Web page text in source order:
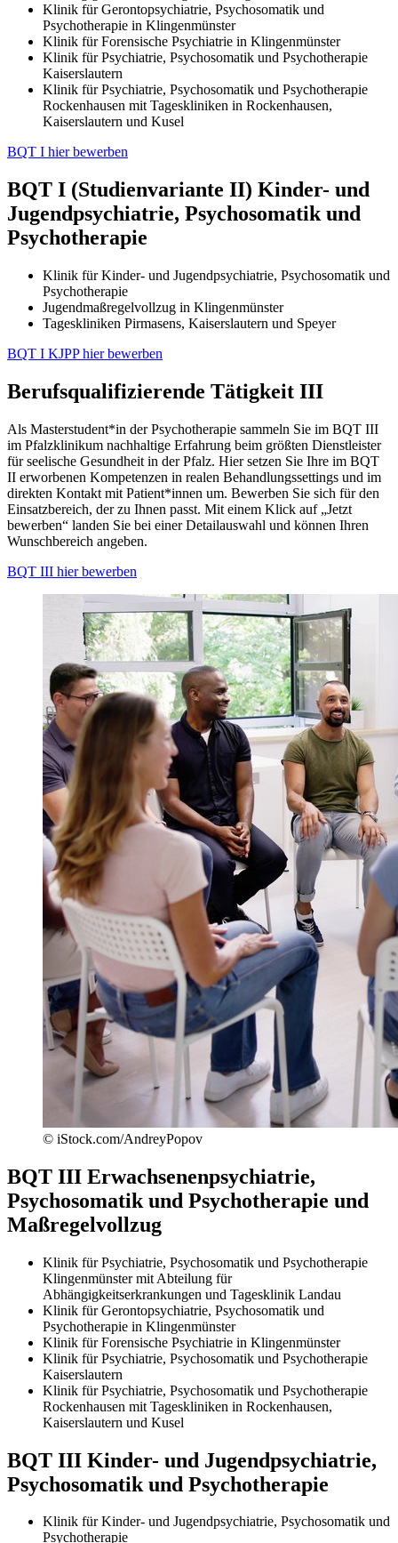
Klinik für Gerontopsychiatrie, Psychosomatik und
Psychotherapie in Klingenmünster
Klinik für Forensische Psychiatrie in Klingenmünster
Klinik für Psychiatrie, Psychosomatik und Psychotherapie
Kaiserslautern
Klinik für Psychiatrie, Psychosomatik und Psychotherapie
Rockenhausen mit Tageskliniken in Rockenhausen,
Kaiserslautern und Kusel
BQT I hier bewerben
BQT I (Studienvariante II) Kinder- und
Jugendpsychiatrie, Psychosomatik und
Psychotherapie
Klinik für Kinder- und Jugendpsychiatrie, Psychosomatik und
Psychotherapie
Jugendmaßregelvollzug in Klingenmünster
Tageskliniken Pirmasens, Kaiserslautern und Speyer
BQT I KJPP hier bewerben
Berufsqualifizierende Tätigkeit III
Als Masterstudent*in der Psychotherapie sammeln Sie im BQT III
im Pfalzklinikum nachhaltige Erfahrung beim größten Dienstleister
für seelische Gesundheit in der Pfalz. Hier setzen Sie Ihre im BQT
II erworbenen Kompetenzen in realen Behandlungssettings und im
direkten Kontakt mit Patient*innen um. Bewerben Sie sich für den
Einsatzbereich, der zu Ihnen passt. Mit einem Klick auf „Jetzt
bewerben“ landen Sie bei einer Detailauswahl und können Ihren
Wunschbereich angeben.
BQT III hier bewerben
© iStock.com/AndreyPopov
BQT III Erwachsenenpsychiatrie,
Psychosomatik und Psychotherapie und
Maßregelvollzug
Klinik für Psychiatrie, Psychosomatik und Psychotherapie
Klingenmünster mit Abteilung für
Abhängigkeitserkrankungen und Tagesklinik Landau
Klinik für Gerontopsychiatrie, Psychosomatik und
Psychotherapie in Klingenmünster
Klinik für Forensische Psychiatrie in Klingenmünster
Klinik für Psychiatrie, Psychosomatik und Psychotherapie
Kaiserslautern
Klinik für Psychiatrie, Psychosomatik und Psychotherapie
Rockenhausen mit Tageskliniken in Rockenhausen,
Kaiserslautern und Kusel
BQT III Kinder- und Jugendpsychiatrie,
Psychosomatik und Psychotherapie
Klinik für Kinder- und Jugendpsychiatrie, Psychosomatik und
Psychotherapie